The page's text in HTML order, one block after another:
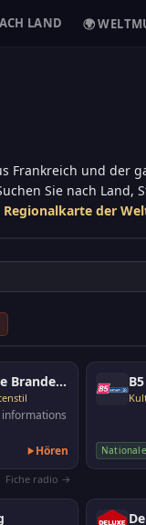
LAND 🌍
Frankreich und
Sie nach Land,
Regionalkarte der
Antenne Brandenburg
Hören
Fiche radio →
Nationale